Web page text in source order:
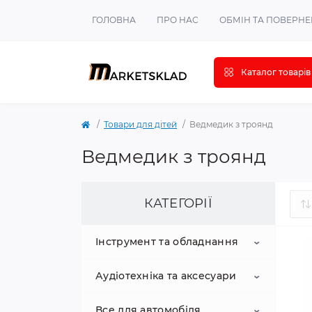
ГОЛОВНА ПРО НАС ОБМІН ТА
Каталог товарів
Товари для дітей Ведмедик з троянд
Ведмедик з троянд
КАТЕГОРІЇ
Інструмент та обладнання
Вантажопідйомне
Аудіотехніка та аксесуари